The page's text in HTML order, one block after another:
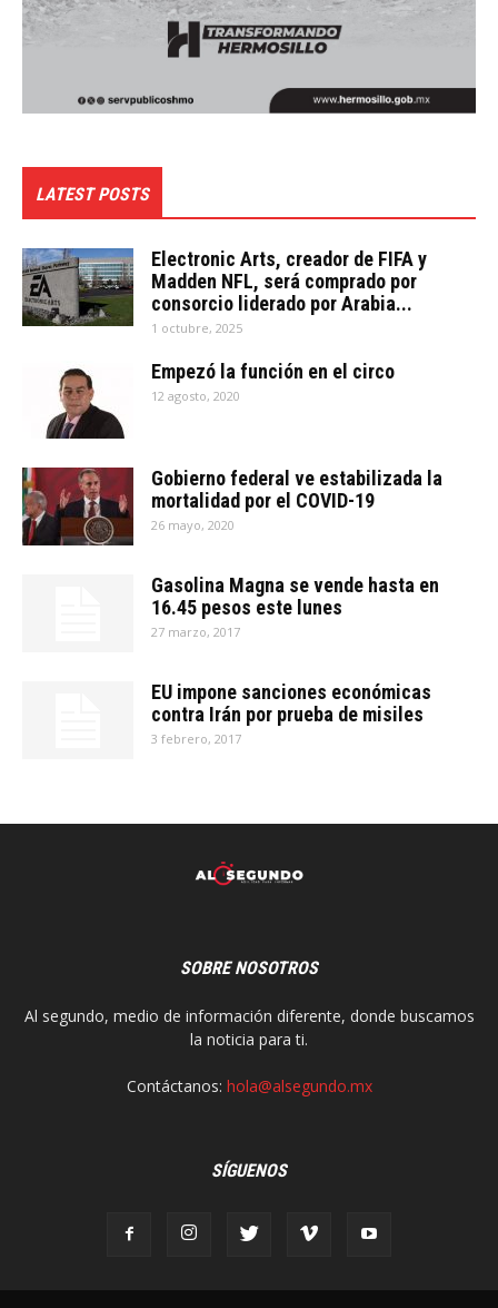
LATEST POSTS
Electronic Arts, creador de FIFA y
Madden NFL, será comprado por
consorcio liderado por Arabia...
1 octubre, 2025
Empezó la función en el circo
12 agosto, 2020
Gobierno federal ve estabilizada la
mortalidad por el COVID-19
26 mayo, 2020
Gasolina Magna se vende hasta en
16.45 pesos este lunes
27 marzo, 2017
EU impone sanciones económicas
contra Irán por prueba de misiles
3 febrero, 2017
SOBRE NOSOTROS
Al segundo, medio de información diferente, donde buscamos
la noticia para ti.
Contáctanos: hola@alsegundo.mx
SÍGUENOS